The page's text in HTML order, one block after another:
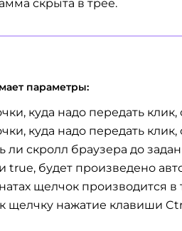
скрыта в трее.
параметры:
куда надо передать
куда надо передать
ли скролл браузера до
true, будет произведено
щелчок производится в
щелчку нажатие клавиши